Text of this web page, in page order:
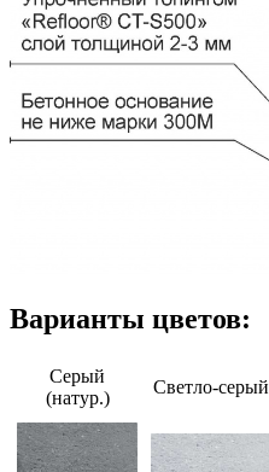
Варианты цветов:
Серый
(натур.)
Светло-серый